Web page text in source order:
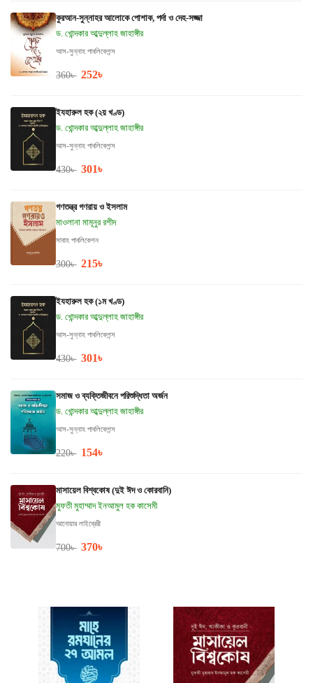
কুরআন-সুন্নাহর আলোকে পোশাক, পর্দা ও দেহ-সজ্জা
ড. খোন্দকার আব্দুল্লাহ জাহাঙ্গীর
আস-সুন্নাহ পাবলিকেশন্স
360৳ 252৳
ইযহারুল হক (২য় খণ্ড)
ড. খোন্দকার আব্দুল্লাহ জাহাঙ্গীর
আস-সুন্নাহ পাবলিকেশন্স
430৳ 301৳
গণতন্ত্র গণরায় ও ইসলাম
মাওলানা মামূনুর রশীদ
সাবাহ পাবলিকেশন
300৳ 215৳
ইযহারুল হক (১ম খণ্ড)
ড. খোন্দকার আব্দুল্লাহ জাহাঙ্গীর
আস-সুন্নাহ পাবলিকেশন্স
430৳ 301৳
সমাজ ও ব্যক্তিজীবনে পরিশুদ্ধিতা অর্জন
ড. খোন্দকার আব্দুল্লাহ জাহাঙ্গীর
আস-সুন্নাহ পাবলিকেশন্স
220৳ 154৳
মাসায়েল বিশ্বকোষ (দুই ঈদ ও কোরবানি)
মুফতী মুহাম্মাদ ইনআমুল হক কাসেমী
আনোয়ার লাইব্রেরী
700৳ 370৳